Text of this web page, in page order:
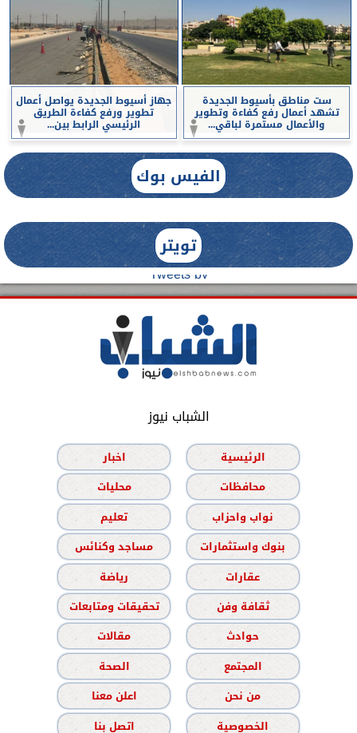
ست مناطق بأسيوط الجديدة
تشهد أعمال رفع كفاءة وتطوير
والأعمال مستمرة لباقي...
جهاز أسيوط الجديدة يواصل أعمال
تطوير ورفع كفاءة الطريق
الرئيسي الرابط بين...
الفيس بوك
تويتر
Tweets by
الشباب نيوز
الرئيسية
اخبار
محافظات
محليات
نواب واحزاب
تعليم
بنوك واستثمارات
مساجد وكنائس
عقارات
رياضة
ثقافة وفن
تحقيقات ومتابعات
حوادث
مقالات
المجتمع
الصحة
من نحن
اعلن معنا
الخصوصية
اتصل بنا